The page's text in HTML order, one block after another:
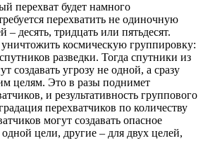
перехват будет намного
перехватить не одиночную
– десять, тридцать или пятьдесят.
космическую группировку:
разведки. Тогда спутники из
создавать угрозу не одной, а сразу
целям. Это в разы поднимет
и результативность группового
перехватчиков по количеству
могут создавать опасное
цели, другие – для двух целей,